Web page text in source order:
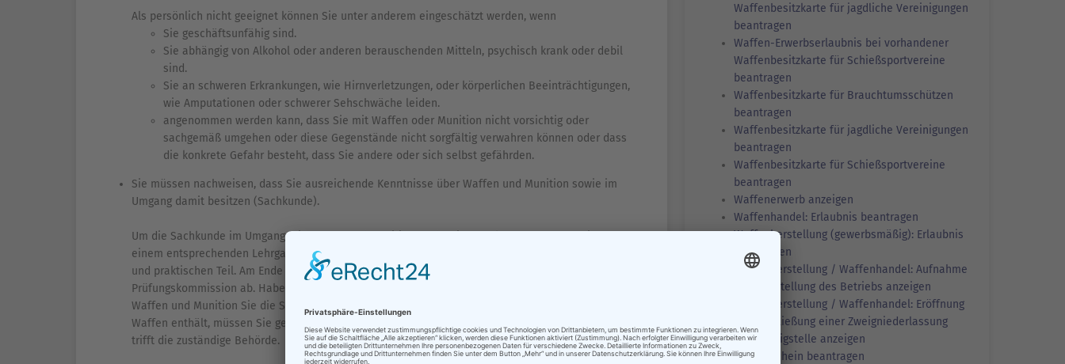
Als persönlich nicht geeignet können Sie unter anderem eingeschätzt werden, wenn
Sie geschäftsunfähig sind.
Sie abhängig von Alkohol oder anderen berauschenden Mitteln, psychisch krank oder debil
sind.
Sie an schweren Erkrankungen, wie Hirnverletzungen, oder körperlichen Beeinträchtigungen,
wie Amputationen oder schwerer Sehschwäche leiden.
angenommen werden kann, dass Sie mit Waffen oder Munition nicht vorsichtig oder
sachgemäß umgehen oder diese Gegenstände nicht sorgfältig verwahren können oder dass
die konkrete Gefahr besteht, dass Sie andere oder sich selbst gefährden.
Sie müssen nachweisen, dass Sie ausreichende Kenntnisse über Waffen und Munition sowie im
Umgang damit besitzen (Sachkunde).
Um die Sachkunde im Umgang mit Waffen und Munition nachweisen zu können, müssen Sie an
einem entsprechenden Lehrgang teilgenommen haben. Der Lehrgang umfasst einen theoretischen
und praktischen Teil. Am Ende des Lehrgangs legen Sie eine Prüfung vor einer autorisierten
Prüfungskommission ab. Haben Sie die Prüfung bestanden, erhalten Sie einen Nachweis, für welche
Waffen und Munition Sie die Sachkunde erworben haben. Wenn Ihre Sammlung keine schussfähigen
Waffen enthält, müssen Sie gegebenenfalls keine Schussfertigkeiten haben. Diese Entscheidung
trifft die zuständige Behörde.
Waffenbesitzkarte für jagdliche Vereinigungen
beantragen
Waffen-Erwerbserlaubnis bei vorhandener
Waffenbesitzkarte für Schießsportvereine
beantragen
Waffenbesitzkarte für Brauchtumsschützen
beantragen
Waffenbesitzkarte für jagdliche Vereinigungen
beantragen
Waffenbesitzkarte für Schießsportvereine
beantragen
Waffenerwerb anzeigen
Waffenhandel: Erlaubnis beantragen
Waffenherstellung (gewerbsmäßig): Erlaubnis
beantragen
Waffenherstellung / Waffenhandel: Aufnahme
oder Einstellung des Betriebs anzeigen
Waffenherstellung / Waffenhandel: Eröffnung
oder Schließung einer Zweigniederlassung
oder Zweigstelle anzeigen
Waffenschein beantragen